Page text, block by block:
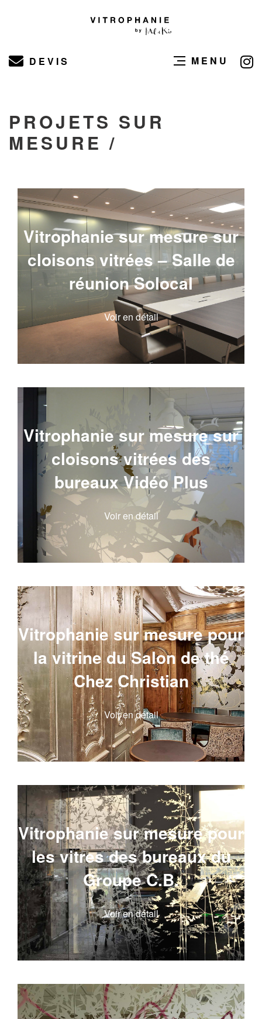
DEVIS MENU
PROJETS SUR
MESURE /
Vitrophanie sur mesure sur
cloisons vitrées – Salle de
réunion Solocal
Voir en détail
Vitrophanie sur mesure sur
cloisons vitrées des
bureaux Vidéo Plus
Voir en détail
Vitrophanie sur mesure pour
la vitrine du Salon de thé
Chez Christian
Voir en détail
Vitrophanie sur mesure pour
les vitres des bureaux du
Groupe C.B.
Voir en détail